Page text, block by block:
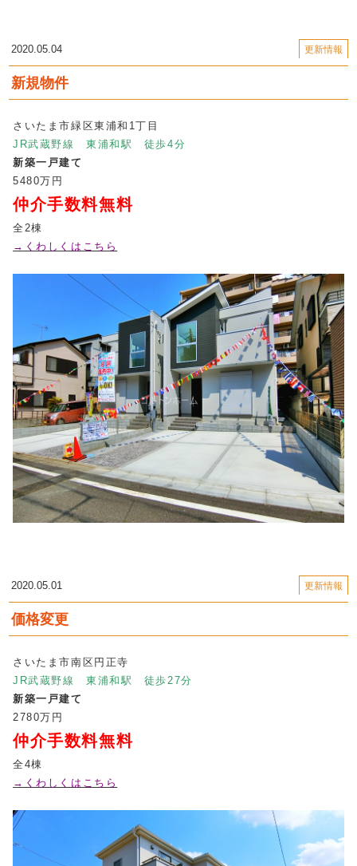
2020.05.04 更新情報
新規物件
さいたま市緑区東浦和1丁目
JR武蔵野線 東浦和駅 徒歩4分
新築一戸建て
5480万円
仲介手数料無料
全2棟
→くわしくはこちら
2020.05.01 更新情報
価格変更
さいたま市南区円正寺
JR武蔵野線 東浦和駅 徒歩27分
新築一戸建て
2780万円
仲介手数料無料
全4棟
→くわしくはこちら